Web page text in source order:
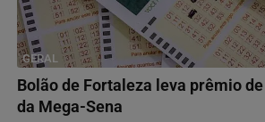
GERAL
Bolão de Fortaleza leva prêmio
da Mega-Sena